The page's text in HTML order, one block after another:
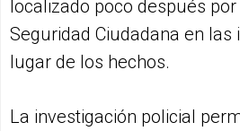
localizado poco después
Seguridad Ciudadana en las
lugar de los hechos.
La investigación policial